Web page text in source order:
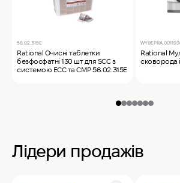
56.02.315E
Rational Очисні таблетки
безфосфатні 130 шт для SCC з
системою ECC та CMP 56.02.315E
Rational
сковорода
Лідери продажів